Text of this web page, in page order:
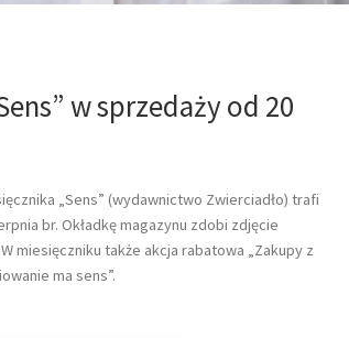
w sprzedaży od 20
„Sens” (wydawnictwo Zwierciadło) trafi
br. Okładkę magazynu zdobi zdjęcie
miesięczniku także akcja rabatowa „Zakupy z
ma sens”.